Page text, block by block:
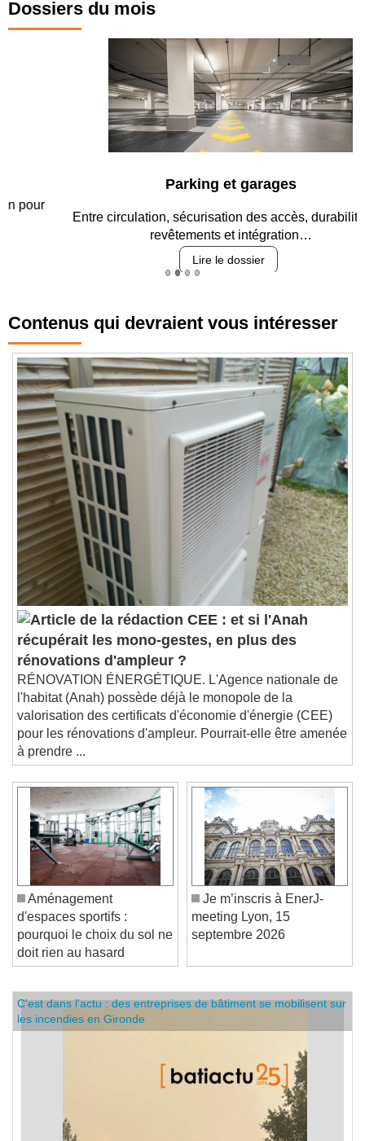
Dossiers du mois
Parking et garages
Entre circulation, sécurisation des accès, durabilité des
revêtements et intégration…
Lire le dossier
Contenus qui devraient vous intéresser
CEE : et si l'Anah
récupérait les mono-gestes, en plus des
rénovations d'ampleur ?
RÉNOVATION ÉNERGÉTIQUE. L'Agence nationale de
l'habitat (Anah) possède déjà le monopole de la
valorisation des certificats d'économie d'énergie (CEE)
pour les rénovations d'ampleur. Pourrait-elle être amenée
à prendre ...
Aménagement
d'espaces sportifs :
pourquoi le choix du sol ne
doit rien au hasard
Je m’inscris à EnerJ-
meeting Lyon, 15
C'est dans l'actu : des entreprises de bâtiment se mobilisent sur
les incendies en Gironde